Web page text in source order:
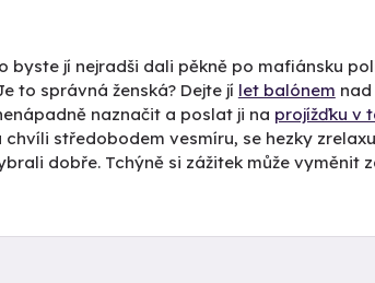
byste jí nejradši dali pěkně po mafiánsku
to správná ženská? Dejte jí let balónem nad
naznačit a poslat ji na projížďku v
středobodem vesmíru, se hezky
dobře. Tchýně si zážitek může vyměnit